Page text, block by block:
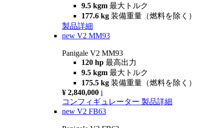
9.5 kgm 最大トルク
177.6 kg 装備重量（燃料を除く）
製品詳細
new V2 MM93
Panigale V2 MM93
120 hp 最高出力
9.5 kgm 最大トルク
175.5 kg 装備重量（燃料を除く）
¥ 2,840,000 i
コンフィギュレーター 製品詳細
new V2 FB63